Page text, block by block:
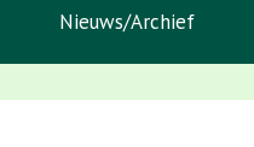
Nieuws/Archief